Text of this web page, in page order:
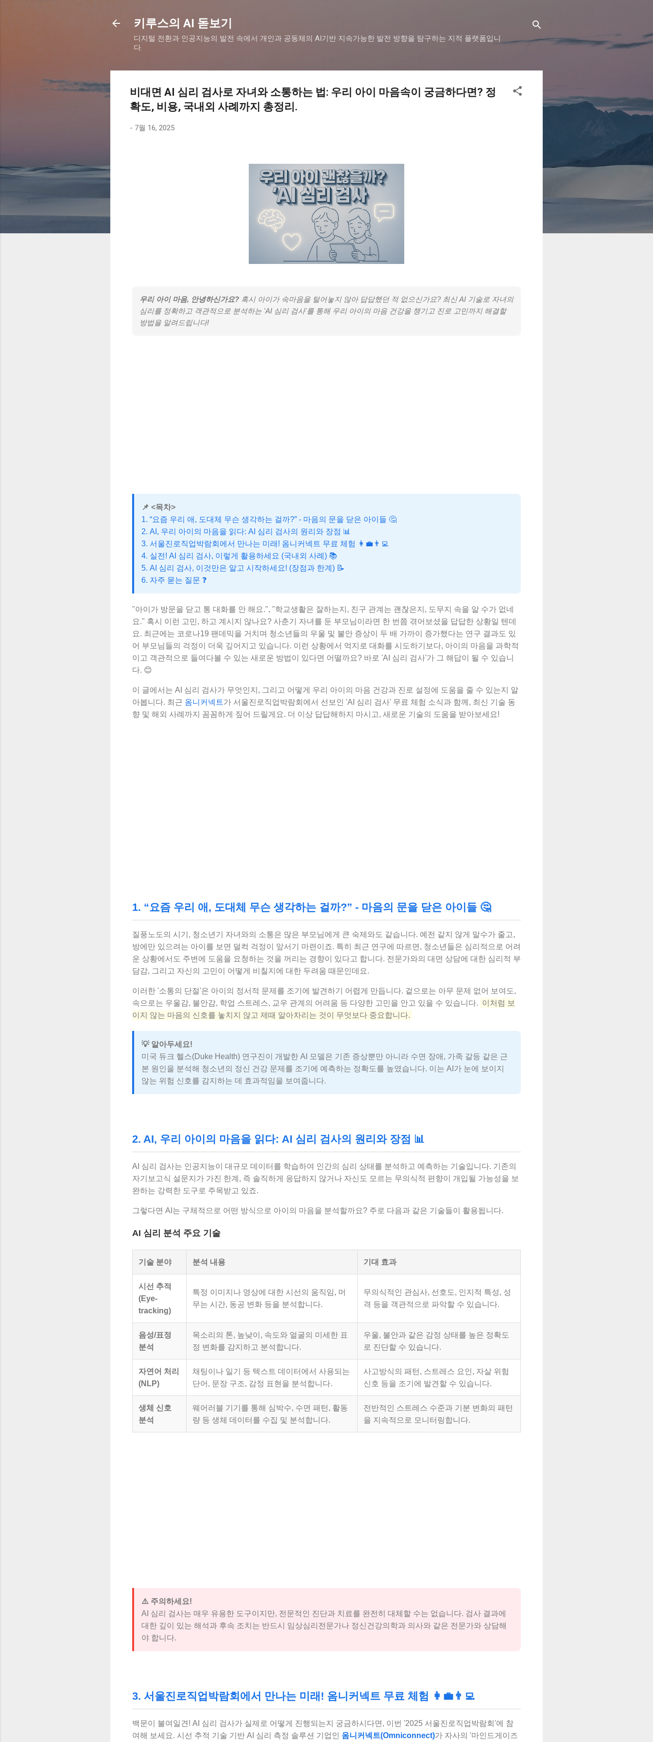
키루스의 AI 돋보기
디지털 전환과 인공지능의 발전 속에서 개인과 공동체의 AI기반 지속가능한 발전 방향을 탐구하는 지적 플랫폼입니
다.
비대면 AI 심리 검사로 자녀와 소통하는 법: 우리 아이 마음속이 궁금하다면? 정
확도, 비용, 국내외 사례까지 총정리.
- 7월 16, 2025
우리 아이 마음, 안녕하신가요? 혹시 아이가 속마음을 털어놓지 않아 답답했던 적 없으신가요? 최신 AI 기술로 자녀의
심리를 정확하고 객관적으로 분석하는 'AI 심리 검사'를 통해 우리 아이의 마음 건강을 챙기고 진로 고민까지 해결할
방법을 알려드립니다!
📌 <목차>
1. “요즘 우리 애, 도대체 무슨 생각하는 걸까?” - 마음의 문을 닫은 아이들 🤔
2. AI, 우리 아이의 마음을 읽다: AI 심리 검사의 원리와 장점 📊
3. 서울진로직업박람회에서 만나는 미래! 옴니커넥트 무료 체험 👩‍💼👨‍💻
4. 실전! AI 심리 검사, 이렇게 활용하세요 (국내외 사례) 📚
5. AI 심리 검사, 이것만은 알고 시작하세요! (장점과 한계) 📝
6. 자주 묻는 질문 ❓
"아이가 방문을 닫고 통 대화를 안 해요.", "학교생활은 잘하는지, 친구 관계는 괜찮은지, 도무지 속을 알 수가 없네
요." 혹시 이런 고민, 하고 계시지 않나요? 사춘기 자녀를 둔 부모님이라면 한 번쯤 겪어보셨을 답답한 상황일 텐데
요. 최근에는 코로나19 팬데믹을 거치며 청소년들의 우울 및 불안 증상이 두 배 가까이 증가했다는 연구 결과도 있
어 부모님들의 걱정이 더욱 깊어지고 있습니다. 이런 상황에서 억지로 대화를 시도하기보다, 아이의 마음을 과학적
이고 객관적으로 들여다볼 수 있는 새로운 방법이 있다면 어떨까요? 바로 'AI 심리 검사'가 그 해답이 될 수 있습니
다. 😊
이 글에서는 AI 심리 검사가 무엇인지, 그리고 어떻게 우리 아이의 마음 건강과 진로 설정에 도움을 줄 수 있는지 알
아봅니다. 최근 옴니커넥트가 서울진로직업박람회에서 선보인 'AI 심리 검사' 무료 체험 소식과 함께, 최신 기술 동
향 및 해외 사례까지 꼼꼼하게 짚어 드릴게요. 더 이상 답답해하지 마시고, 새로운 기술의 도움을 받아보세요!
1. “요즘 우리 애, 도대체 무슨 생각하는 걸까?” - 마음의 문을 닫은 아이들 🤔
질풍노도의 시기, 청소년기 자녀와의 소통은 많은 부모님에게 큰 숙제와도 같습니다. 예전 같지 않게 말수가 줄고,
방에만 있으려는 아이를 보면 덜컥 걱정이 앞서기 마련이죠. 특히 최근 연구에 따르면, 청소년들은 심리적으로 어려
운 상황에서도 주변에 도움을 요청하는 것을 꺼리는 경향이 있다고 합니다. 전문가와의 대면 상담에 대한 심리적 부
담감, 그리고 자신의 고민이 어떻게 비칠지에 대한 두려움 때문인데요.
이러한 '소통의 단절'은 아이의 정서적 문제를 조기에 발견하기 어렵게 만듭니다. 겉으로는 아무 문제 없어 보여도,
속으로는 우울감, 불안감, 학업 스트레스, 교우 관계의 어려움 등 다양한 고민을 안고 있을 수 있습니다. 이처럼 보
이지 않는 마음의 신호를 놓치지 않고 제때 알아차리는 것이 무엇보다 중요합니다.
💡 알아두세요!
미국 듀크 헬스(Duke Health) 연구진이 개발한 AI 모델은 기존 증상뿐만 아니라 수면 장애, 가족 갈등 같은 근
본 원인을 분석해 청소년의 정신 건강 문제를 조기에 예측하는 정확도를 높였습니다. 이는 AI가 눈에 보이지
않는 위험 신호를 감지하는 데 효과적임을 보여줍니다.
2. AI, 우리 아이의 마음을 읽다: AI 심리 검사의 원리와 장점 📊
AI 심리 검사는 인공지능이 대규모 데이터를 학습하여 인간의 심리 상태를 분석하고 예측하는 기술입니다. 기존의
자기보고식 설문지가 가진 한계, 즉 솔직하게 응답하지 않거나 자신도 모르는 무의식적 편향이 개입될 가능성을 보
완하는 강력한 도구로 주목받고 있죠.
그렇다면 AI는 구체적으로 어떤 방식으로 아이의 마음을 분석할까요? 주로 다음과 같은 기술들이 활용됩니다.
AI 심리 분석 주요 기술
기술 분야 분석 내용 기대 효과
시선 추적
(Eye-
tracking)
특정 이미지나 영상에 대한 시선의 움직임, 머
무는 시간, 동공 변화 등을 분석합니다.
무의식적인 관심사, 선호도, 인지적 특성, 성
격 등을 객관적으로 파악할 수 있습니다.
음성/표정
분석
목소리의 톤, 높낮이, 속도와 얼굴의 미세한 표
정 변화를 감지하고 분석합니다.
우울, 불안과 같은 감정 상태를 높은 정확도
로 진단할 수 있습니다.
자연어 처리
(NLP)
채팅이나 일기 등 텍스트 데이터에서 사용되는
단어, 문장 구조, 감정 표현을 분석합니다.
사고방식의 패턴, 스트레스 요인, 자살 위험
신호 등을 조기에 발견할 수 있습니다.
생체 신호
분석
웨어러블 기기를 통해 심박수, 수면 패턴, 활동
량 등 생체 데이터를 수집 및 분석합니다.
전반적인 스트레스 수준과 기분 변화의 패턴
을 지속적으로 모니터링합니다.
⚠️ 주의하세요!
AI 심리 검사는 매우 유용한 도구이지만, 전문적인 진단과 치료를 완전히 대체할 수는 없습니다. 검사 결과에
대한 깊이 있는 해석과 후속 조치는 반드시 임상심리전문가나 정신건강의학과 의사와 같은 전문가와 상담해
야 합니다.
3. 서울진로직업박람회에서 만나는 미래! 옴니커넥트 무료 체험 👩‍💼👨‍💻
백문이 불여일견! AI 심리 검사가 실제로 어떻게 진행되는지 궁금하시다면, 이번 '2025 서울진로직업박람회'에 참
여해 보세요. 시선 추적 기술 기반 AI 심리 측정 솔루션 기업인 옴니커넥트(Omniconnect)가 자사의 '마인드게이즈